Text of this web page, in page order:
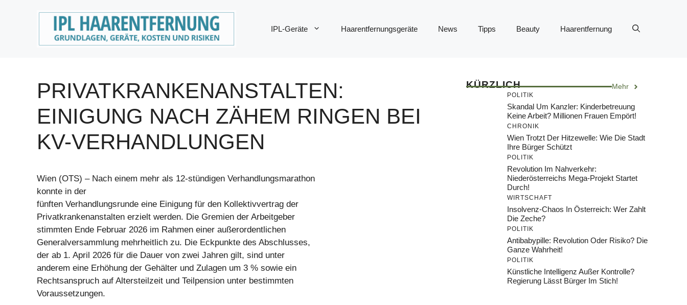
IPL-Geräte Haarentfernungsgeräte News Tipps Beauty Haarentfernung
PRIVATKRANKENANSTALTEN:
EINIGUNG NACH ZÄHEM RINGEN BEI
KV-VERHANDLUNGEN
Wien (OTS) – Nach einem mehr als 12-stündigen Verhandlungsmarathon
konnte in der
fünften Verhandlungsrunde eine Einigung für den Kollektivvertrag der
Privatkrankenanstalten erzielt werden. Die Gremien der Arbeitgeber
stimmten Ende Februar 2026 im Rahmen einer außerordentlichen
Generalversammlung mehrheitlich zu. Die Eckpunkte des Abschlusses,
der ab 1. April 2026 für die Dauer von zwei Jahren gilt, sind unter
anderem eine Erhöhung der Gehälter und Zulagen um 3 % sowie ein
Rechtsanspruch auf Altersteilzeit und Teilpension unter bestimmten
Voraussetzungen.
KÜRZLICH Mehr
POLITIK
Skandal Um Kanzler: Kinderbetreuung
Keine Arbeit? Millionen Frauen Empört!
CHRONIK
Wien Trotzt Der Hitzewelle: Wie Die Stadt
Ihre Bürger Schützt
POLITIK
Revolution Im Nahverkehr:
Niederösterreichs Mega-Projekt Startet
Durch!
WIRTSCHAFT
Insolvenz-Chaos In Österreich: Wer Zahlt
Die Zeche?
POLITIK
Antibabypille: Revolution Oder Risiko? Die
Ganze Wahrheit!
POLITIK
Künstliche Intelligenz Außer Kontrolle?
Regierung Lässt Bürger Im Stich!